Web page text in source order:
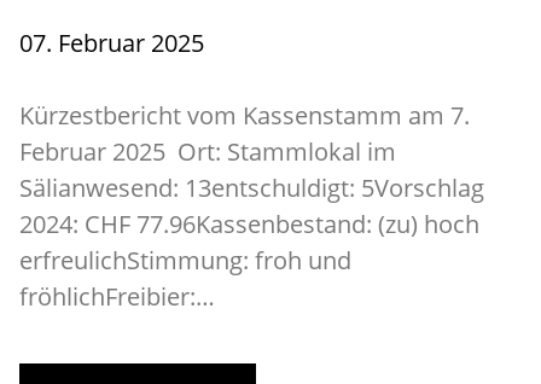
07. Februar 2025
Kürzestbericht vom Kassenstamm am 7.
Februar 2025 Ort: Stammlokal im
Sälianwesend: 13entschuldigt: 5Vorschlag
2024: CHF 77.96Kassenbestand: (zu) hoch
erfreulichStimmung: froh und
fröhlichFreibier:…